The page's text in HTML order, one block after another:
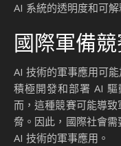
AI 系統的透明度和可
國際軍備
AI 技術的軍事應用可
積極開發和部署 AI
而，這種競賽可能導
脅。因此，國際社會
AI 技術的軍事應用。